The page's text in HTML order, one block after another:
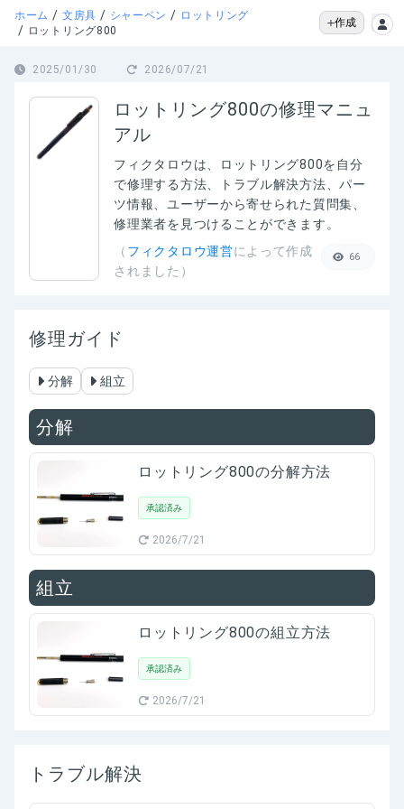
ホーム / 文房具 / シャーペン / ロットリング
/ ロットリング800
作成
2025/01/30 2026/07/21
ロットリング800の修理マニュ
アル
フィクタロウは、 ロットリング800を自分
で修理する方法、トラブル解決方法、パー
ツ情報、ユーザーから寄せられた質問集、
修理業者を見つけることができます。
（ フィクタロウ運営によって作成
されました）
66
修理ガイド
分解 組立
分解
ロットリング800の分解方法
承認済み
2026/7/21
組立
ロットリング800の組立方法
承認済み
2026/7/21
トラブル解決